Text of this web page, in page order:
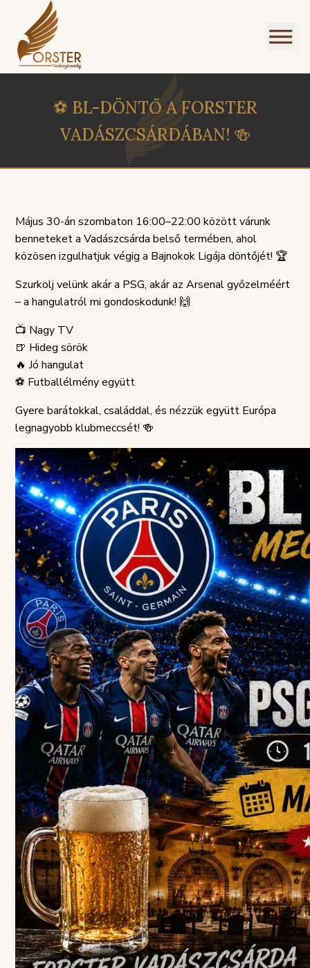
GDPRPANASZKEZELÉSI
SZABÁLYZAT
⚽️ BL-DÖNTŐ A FORSTER
VADÁSZCSÁRDÁBAN! 🍻
Május 30-án szombaton 16:00–22:00 között várunk
benneteket a Vadászcsárda belső termében, ahol
közösen izgulhatjuk végig a Bajnokok Ligája döntőjét! 🏆
Szurkolj velünk akár a PSG, akár az Arsenal győzelméért
– a hangulatról mi gondoskodunk! 🙌
📺 Nagy TV
🍺 Hideg sörök
🔥 Jó hangulat
⚽ Futballélmény együtt
Gyere barátokkal, családdal, és nézzük együtt Európa
legnagyobb klubmeccsét! 🍻